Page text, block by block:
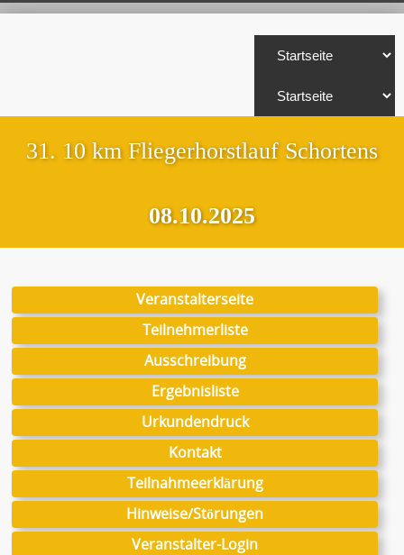
31. 10 km Fliegerhorstlauf Schortens
08.10.2025
Veranstalterseite
Teilnehmerliste
Ausschreibung
Ergebnisliste
Urkundendruck
Kontakt
Teilnahmeerklärung
Hinweise/Störungen
Veranstalter-Login